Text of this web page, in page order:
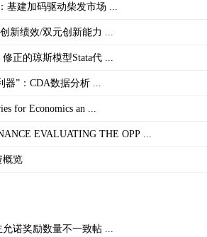
基建加码驱动柴发市场 ...
新绩效/双元创新能力 ...
正的琼斯模型Stata代 ...
器”：CDA数据分析 ...
for Economics an ...
EVALUATING THE OPP ...
概览
诺奖励数量不一致帖 ...